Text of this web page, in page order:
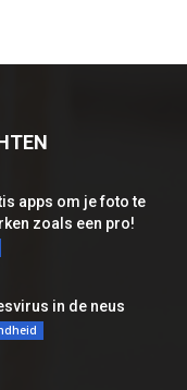
apps om je foto te
zoals een pro!
in de neus